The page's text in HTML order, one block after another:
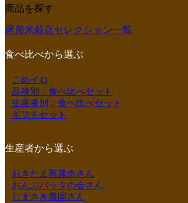
商品を探す
尾形米穀店セレクション一覧
食べ比べから選ぶ
こめイロ
品種別：食べ比べセット
生産者別：食べ比べセット
ギフトセット
生産者から選ぶ
おきたま興農舎さん
おんぶバッタの会さん
しまさき農園さん